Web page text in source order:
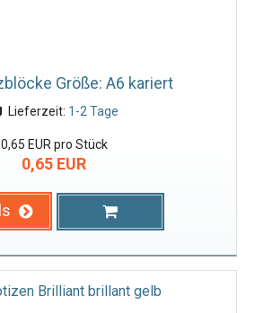
Größe: A6 kariert
Lieferzeit: 1-2 Tage
0,65 EUR pro Stück
0,65 EUR